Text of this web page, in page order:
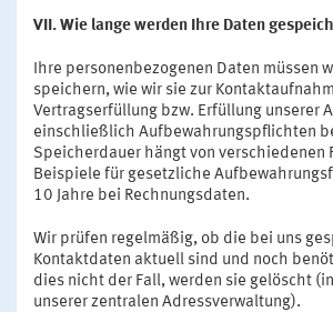
VII. Wie lange werden Ihre Daten
Ihre personenbezogenen Daten müssen
speichern, wie wir sie zur
Vertragserfüllung bzw. Erfüllung unserer
einschließlich Aufbewahrungspflichten
Speicherdauer hängt von verschiedenen
Beispiele für gesetzliche
10 Jahre bei Rechnungsdaten.
Wir prüfen regelmäßig, ob die bei uns
Kontaktdaten aktuell sind und noch
dies nicht der Fall, werden sie gelöscht
unserer zentralen Adressverwaltung).